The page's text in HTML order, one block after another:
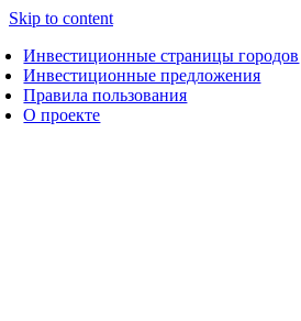
Skip to content
Инвестиционные страницы городов
Инвестиционные предложения
Правила пользования
О проекте